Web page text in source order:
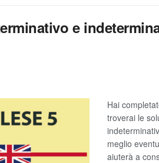
e
Hai
troverai le
meglio
aiuterà a